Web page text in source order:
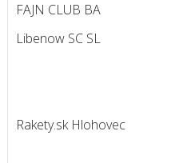
FAJN CLUB BA
Libenow SC SL
Rakety.sk Hlohovec